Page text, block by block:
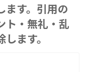
ます。引用の
ト・無礼・乱
ます。